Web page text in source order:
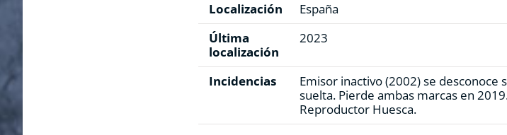
Localización
España
Última
localización
2023
Incidencias
Emisor inactivo (2002) se desconoce
suelta. Pierde ambas marcas en
Reproductor Huesca.